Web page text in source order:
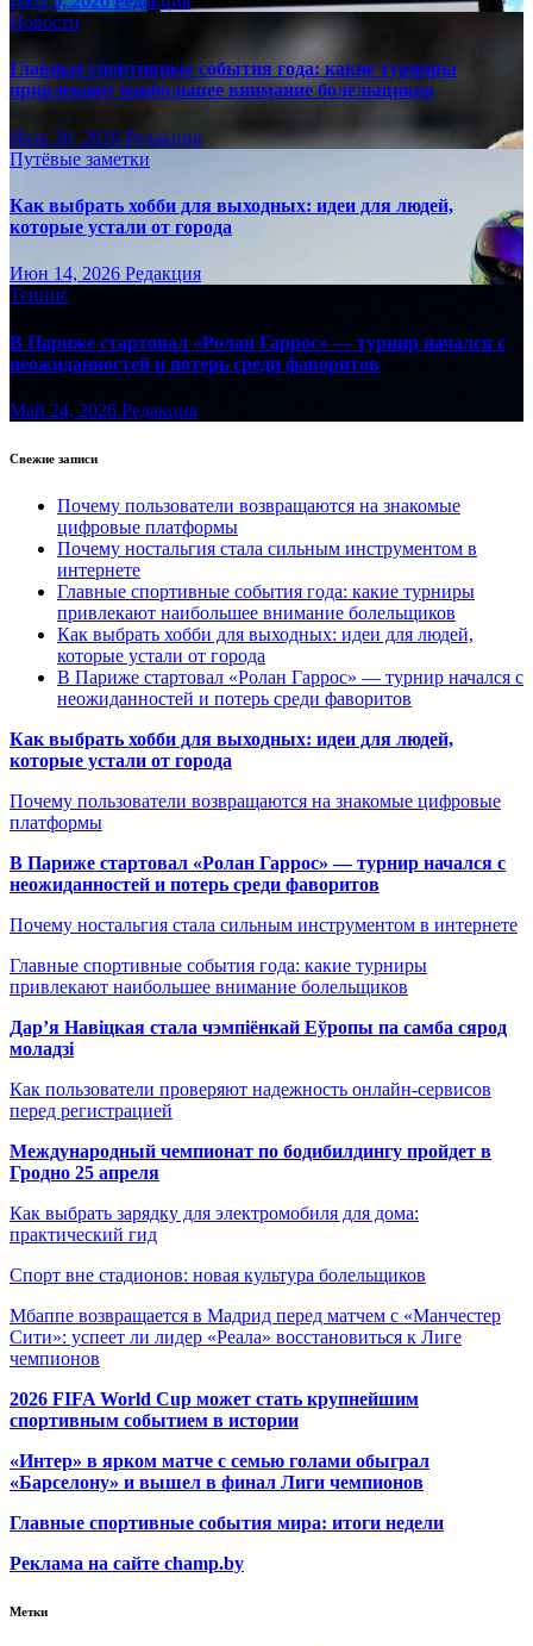
Новости
Главные спортивные события года: какие турниры
привлекают наибольшее внимание болельщиков
Июн 30, 2026 Редакция
Путёвые заметки
Как выбрать хобби для выходных: идеи для людей,
которые устали от города
Июн 14, 2026 Редакция
Теннис
В Париже стартовал «Ролан Гаррос» — турнир начался с
неожиданностей и потерь среди фаворитов
Май 24, 2026 Редакция
Свежие записи
Почему пользователи возвращаются на знакомые
цифровые платформы
Почему ностальгия стала сильным инструментом в
интернете
Главные спортивные события года: какие турниры
привлекают наибольшее внимание болельщиков
Как выбрать хобби для выходных: идеи для людей,
которые устали от города
В Париже стартовал «Ролан Гаррос» — турнир начался с
неожиданностей и потерь среди фаворитов
Как выбрать хобби для выходных: идеи для людей,
которые устали от города
Почему пользователи возвращаются на знакомые цифровые
платформы
В Париже стартовал «Ролан Гаррос» — турнир начался с
неожиданностей и потерь среди фаворитов
Почему ностальгия стала сильным инструментом в интернете
Главные спортивные события года: какие турниры
привлекают наибольшее внимание болельщиков
Дар’я Навіцкая стала чэмпіёнкай Еўропы па самба сярод
моладзі
Как пользователи проверяют надежность онлайн-сервисов
перед регистрацией
Международный чемпионат по бодибилдингу пройдет в
Гродно 25 апреля
Как выбрать зарядку для электромобиля для дома:
практический гид
Спорт вне стадионов: новая культура болельщиков
Мбаппе возвращается в Мадрид перед матчем с «Манчестер
Сити»: успеет ли лидер «Реала» восстановиться к Лиге
чемпионов
2026 FIFA World Cup может стать крупнейшим
спортивным событием в истории
«Интер» в ярком матче с семью голами обыграл
«Барселону» и вышел в финал Лиги чемпионов
Главные спортивные события мира: итоги недели
Реклама на сайте champ.by
Метки